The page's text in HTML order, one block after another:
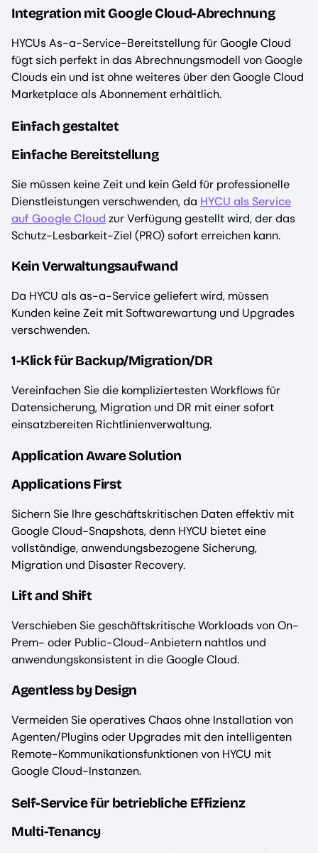
Integration mit Google Cloud-Abrechnung
HYCUs As-a-Service-Bereitstellung für Google Cloud
fügt sich perfekt in das Abrechnungsmodell von Google
Clouds ein und ist ohne weiteres über den Google Cloud
Marketplace als Abonnement erhältlich.
Einfach gestaltet
Einfache Bereitstellung
Sie müssen keine Zeit und kein Geld für professionelle
Dienstleistungen verschwenden, da HYCU als Service
auf Google Cloud zur Verfügung gestellt wird, der das
Schutz-Lesbarkeit-Ziel (PRO) sofort erreichen kann.
Kein Verwaltungsaufwand
Da HYCU als as-a-Service geliefert wird, müssen
Kunden keine Zeit mit Softwarewartung und Upgrades
verschwenden.
1-Klick für Backup/Migration/DR
Vereinfachen Sie die kompliziertesten Workflows für
Datensicherung, Migration und DR mit einer sofort
einsatzbereiten Richtlinienverwaltung.
Application Aware Solution
Applications First
Sichern Sie Ihre geschäftskritischen Daten effektiv mit
Google Cloud-Snapshots, denn HYCU bietet eine
vollständige, anwendungsbezogene Sicherung,
Migration und Disaster Recovery.
Lift and Shift
Verschieben Sie geschäftskritische Workloads von On-
Prem- oder Public-Cloud-Anbietern nahtlos und
anwendungskonsistent in die Google Cloud.
Agentless by Design
Vermeiden Sie operatives Chaos ohne Installation von
Agenten/Plugins oder Upgrades mit den intelligenten
Remote-Kommunikationsfunktionen von HYCU mit
Google Cloud-Instanzen.
Self-Service für betriebliche Effizienz
Multi-Tenancy